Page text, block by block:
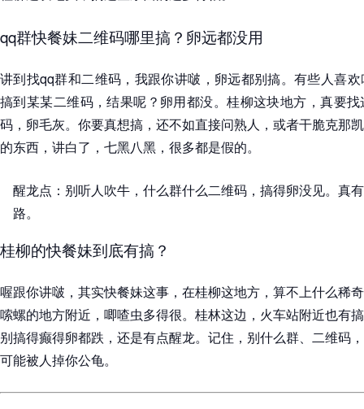
qq群快餐妹二维码哪里搞？卵远都没用
讲到找qq群和二维码，我跟你讲啵，卵远都别搞。有些人喜
搞到某某二维码，结果呢？卵用都没。桂柳这块地方，真要
码，卵毛灰。你要真想搞，还不如直接问熟人，或者干脆克那
的东西，讲白了，七黑八黑，很多都是假的。
醒龙点：别听人吹牛，什么群什么二维码，搞得卵没见。真
路。
桂柳的快餐妹到底有搞？
喔跟你讲啵，其实快餐妹这事，在桂柳这地方，算不上什么稀
嗦螺的地方附近，唧喳虫多得很。桂林这边，火车站附近也有
别搞得癫得卵都跌，还是有点醒龙。记住，别什么群、二维码
可能被人掉你公龟。